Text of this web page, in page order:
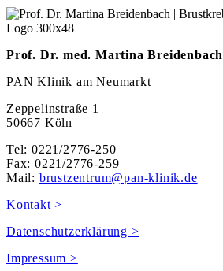
Prof. Dr. med. Martina Breidenbach
PAN Klinik am Neumarkt
Zeppelinstraße 1
50667 Köln
Tel: 0221/2776-250
Fax: 0221/2776-259
Mail: brustzentrum@pan-klinik.de
Kontakt >
Datenschutzerklärung >
Impressum >